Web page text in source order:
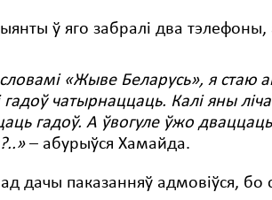
ў яго забралі два тэлефоны,
«Жыве Беларусь», я стаю
чатырнаццаць. Калі яны
гадоў. А ўвогуле ўжо дваццаць
– абурыўся Хамайда.
дачы паказанняў адмовіўся, бо